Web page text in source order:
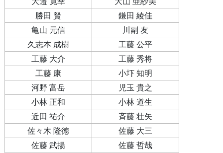
勝田 賢
鎌田 綾佳
亀山 元信
川副 友
久志本 成樹
工藤 公平
工藤 大介
工藤 秀将
工藤 康
小圷 知明
河野 富岳
児玉 貴之
小林 正和
小林 道生
近田 祐介
斉藤 壮矢
佐々木 隆徳
佐藤 大三
佐藤 武揚
佐藤 哲哉